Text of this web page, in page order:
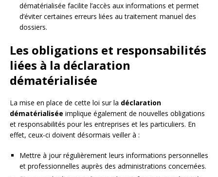
dématérialisée facilite l’accès aux informations et permet
d’éviter certaines erreurs liées au traitement manuel des
dossiers.
Les obligations et responsabilités
liées à la déclaration
dématérialisée
La mise en place de cette loi sur la déclaration
dématérialisée implique également de nouvelles obligations
et responsabilités pour les entreprises et les particuliers. En
effet, ceux-ci doivent désormais veiller à :
Mettre à jour régulièrement leurs informations personnelles
et professionnelles auprès des administrations concernées.